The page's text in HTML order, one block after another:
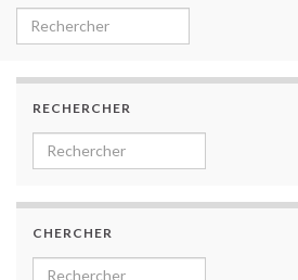
Search for:
RECHERCHER
Search for:
CHERCHER
Search for: